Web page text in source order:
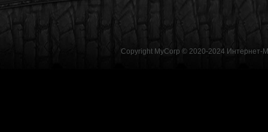
Copyright MyCorp © 2020-2024 Интернет-